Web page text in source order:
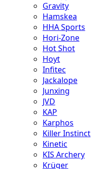
Gravity
Hamskea
HHA Sports
Hori-Zone
Hot Shot
Hoyt
Infitec
Jackalope
Junxing
JVD
KAP
Karphos
Killer Instinct
Kinetic
KIS Archery
Krüger